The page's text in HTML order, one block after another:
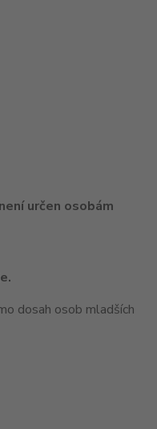
určen osobám
dosah osob mladších